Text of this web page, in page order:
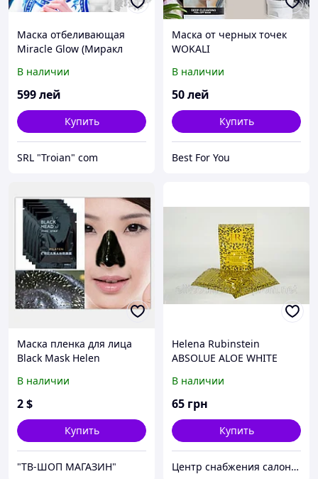
Маска отбеливающая
Miracle Glow (Миракл
В наличии
599лей
Купить
SRL "Troian" сom
Маска от черных точек
WOKALI
В наличии
50лей
Купить
Best For You
Маска пленка для лица
Black Mask Helen
В наличии
2$
Купить
"ТВ-ШОП МАГАЗИН"
Helena Rubinstein
ABSOLUE ALOE WHITE
В наличии
65 грн
Купить
Центр снабжения салонов красоты DenIC